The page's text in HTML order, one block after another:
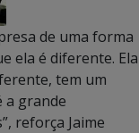
de uma forma
ela é diferente. Ela
tem um
a grande
reforça Jaime